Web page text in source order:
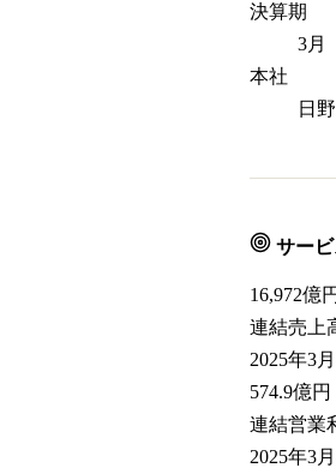
決算期
3月
本社
日
サー
16,972億円
連結売上
2025年3
574.9億円
連結営業
2025年3